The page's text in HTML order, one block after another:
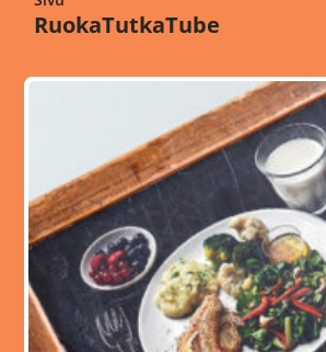
RuokaTutkaTube